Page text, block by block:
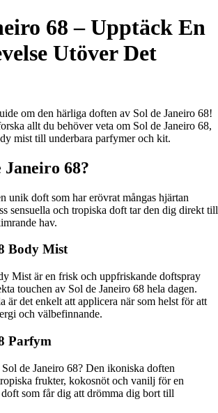
68 – Upptäck En
Utöver Det
om den härliga doften av Sol de Janeiro 68!
allt du behöver veta om Sol de Janeiro 68,
mist till underbara parfymer och kit.
Janeiro 68?
unik doft som har erövrat mångas hjärtan
sensuella och tropiska doft tar den dig direkt till
hav.
Body Mist
Mist är en frisk och uppfriskande doftspray
touchen av Sol de Janeiro 68 hela dagen.
är det enkelt att applicera när som helst för att
och välbefinnande.
Parfym
de Janeiro 68? Den ikoniska doften
frukter, kokosnöt och vanilj för en
som får dig att drömma dig bort till